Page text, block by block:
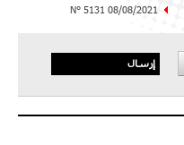
N° 5131 08/08/2021
إرسال